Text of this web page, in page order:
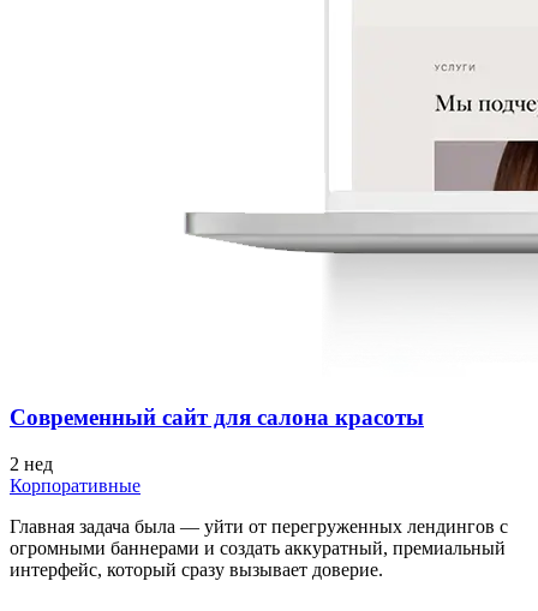
Cовременный сайт для салона красоты
2 нед
Корпоративные
Главная задача была — уйти от перегруженных лендингов с
огромными баннерами и создать аккуратный, премиальный
интерфейс, который сразу вызывает доверие.